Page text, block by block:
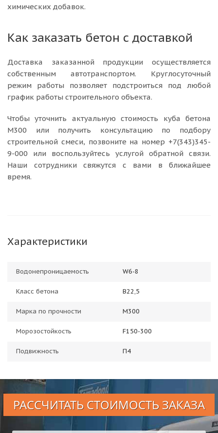
химических добавок.
Как заказать бетон с доставкой
Доставка заказанной продукции осуществляется
собственным автотранспортом. Круглосуточный
режим работы позволяет подстроиться под любой
график работы строительного объекта.
Чтобы уточнить актуальную стоимость куба бетона
М300 или получить консультацию по подбору
строительной смеси, позвоните на номер +7(343)345-
9-000 или воспользуйтесь услугой обратной связи.
Наши сотрудники свяжутся с вами в ближайшее
время.
Характеристики
Водонепроницаемость W6-8
Класс бетона В22,5
Марка по прочности М300
Морозостойкость F150-300
Подвижность П4
РАССЧИТАТЬ СТОИМОСТЬ ЗАКАЗА